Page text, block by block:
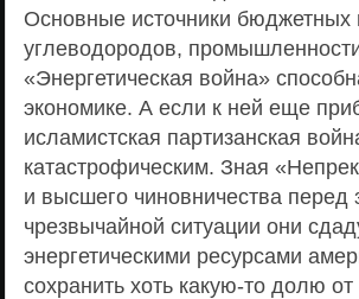
Основные источники бюджетных
углеводородов,
«Энергетическая война»
экономике. А если к ней еще
исламистская партизанская
катастрофическим. Зная
и высшего чиновничества
чрезвычайной ситуации они
энергетическими ресурсами
сохранить хоть какую-то долю